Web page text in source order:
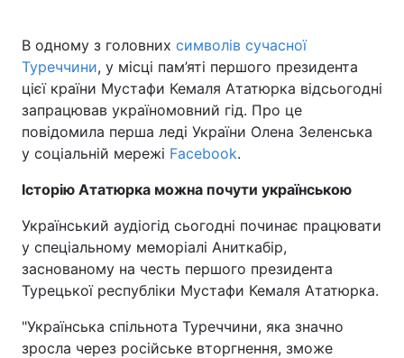
В одному з головних символів сучасної
Туреччини, у місці пам’яті першого президента
цієї країни Мустафи Кемаля Ататюрка відсьогодні
запрацював україномовний гід. Про це
повідомила перша леді України Олена Зеленська
у соціальній мережі Facebook.
Історію Ататюрка можна почути українською
Український аудіогід сьогодні починає працювати
у спеціальному меморіалі Аниткабір,
заснованому на честь першого президента
Турецької республіки Мустафи Кемаля Ататюрка.
"Українська спільнота Туреччини, яка значно
зросла через російське вторгнення, зможе